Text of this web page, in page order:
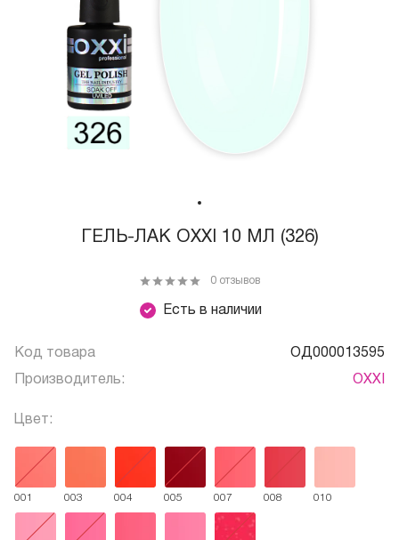
ГЕЛЬ-ЛАК OXXI 10 МЛ (326)
Есть в наличии
0 отзывов
Код товара ОД000013595
Производитель: OXXI
Цвет:
001 003 004 005 007 008 010